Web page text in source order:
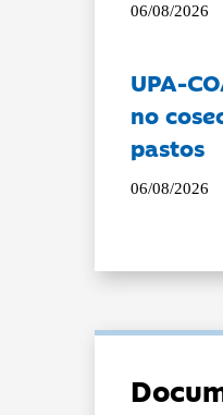
06/08/2026
UPA-
no
pastos
06/08/2026